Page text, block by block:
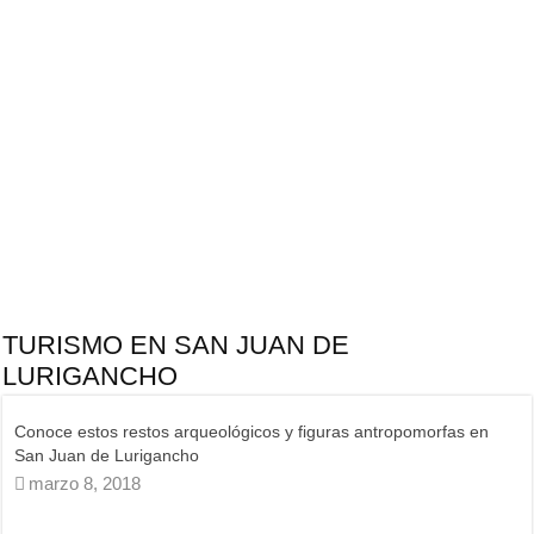
TURISMO EN SAN JUAN DE
LURIGANCHO
Lurigancho / VIDEO
mayo 10, 2023
en